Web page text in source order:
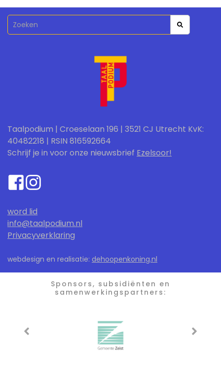
Taalpodium | Croeselaan 196 | 3521 CJ Utrecht KvK:
40482218 | RSIN 816592664
Schrijf je in voor onze nieuwsbrief Ezelsoor!
word lid
info@taalpodium.nl
Privacyverklaring
webdesign en realisatie: dehoopenkoning.nl
Sponsors, subsidiënten en
samenwerkingspartners: